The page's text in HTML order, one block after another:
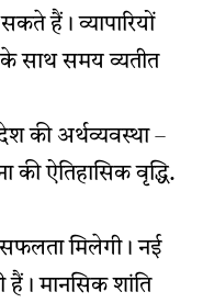
हैं। व्यापारियों
के साथ समय व्यतीत
की अर्थव्यवस्था –
की ऐतिहासिक वृद्धि.
सफलता मिलेगी। नई
हैं। मानसिक शांति